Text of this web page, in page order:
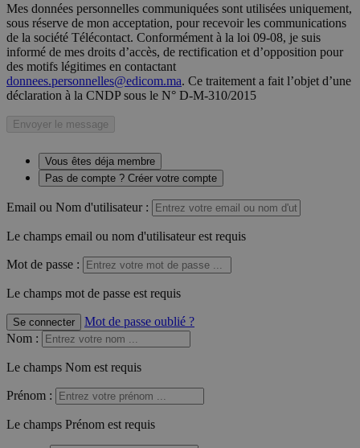
Mes données personnelles communiquées sont utilisées uniquement,
sous réserve de mon acceptation, pour recevoir les communications
de la société Télécontact. Conformément à la loi 09-08, je suis
informé de mes droits d’accès, de rectification et d’opposition pour
des motifs légitimes en contactant
donnees.personnelles@edicom.ma. Ce traitement a fait l’objet d’une
déclaration à la CNDP sous le N° D-M-310/2015
Envoyer le message
Vous êtes déja membre
Pas de compte ? Créer votre compte
Email ou Nom d'utilisateur :
Le champs email ou nom d'utilisateur est requis
Mot de passe :
Le champs mot de passe est requis
Se connecter
Mot de passe oublié ?
Nom :
Le champs Nom est requis
Prénom :
Le champs Prénom est requis